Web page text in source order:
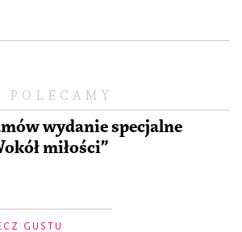
POLECAMY
wydanie specjalne
miłości”
GUSTU